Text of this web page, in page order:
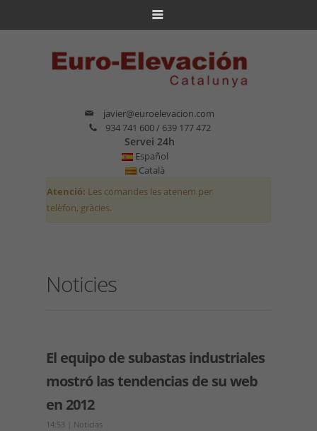
javier@euroelevacion.com
934 741 600 / 639 177 472
Servei 24h
Español
Català
Atenció: Les comandes les atenem per
telèfon, gràcies.
Noticies
El equipo de subastas industriales
mostró las tendencias de su web
en 2012
14:53 Noticias